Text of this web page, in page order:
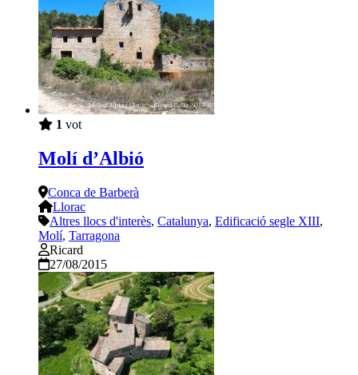
1 vot
Molí d’Albió
Conca de Barberà
Llorac
Altres llocs d'interès, Catalunya, Edificació segle XIII,
Molí, Tarragona
Ricard
27/08/2015